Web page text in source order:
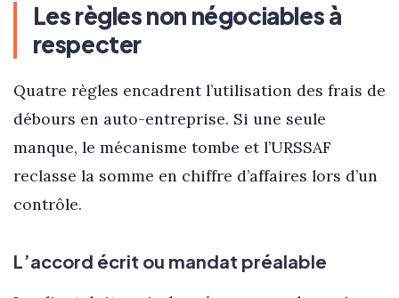
Les règles non négociables à
respecter
Quatre règles encadrent l’utilisation des frais de
débours en auto-entreprise. Si une seule
manque, le mécanisme tombe et l’URSSAF
reclasse la somme en chiffre d’affaires lors d’un
contrôle.
L’accord écrit ou mandat préalable